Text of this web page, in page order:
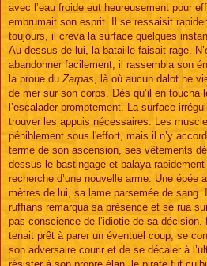
avec l’eau froide eut heureusement pour
embrumait son esprit. Il se ressaisit
toujours, il creva la surface quelques
Au-dessus de lui, la bataille faisait rage.
abandonner facilement, il rassembla son
la proue du Zarpas , là où aucun dalot ne
de mer sur son corps. Dès qu’il en toucha
l’escalader promptement. La surface
trouver les appuis nécessaires. Les
péniblement sous l'effort, mais il n’y
terme de son ascension, ses vêtements
dessus le bastingage et balaya
recherche d’une nouvelle arme. Une épée
mètres de lui, sa lame parsemée de sang.
ruffians remarqua sa présence et se rua
pas conscience de l’idiotie de sa décision.
tenait prêt à parer un éventuel coup, se
son adversaire courir et de se décaler à